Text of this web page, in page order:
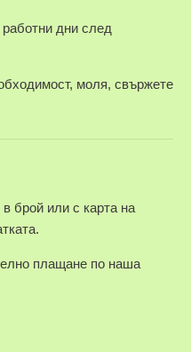
работни дни след
моля, свържете
брой или с карта на
плащане по наша